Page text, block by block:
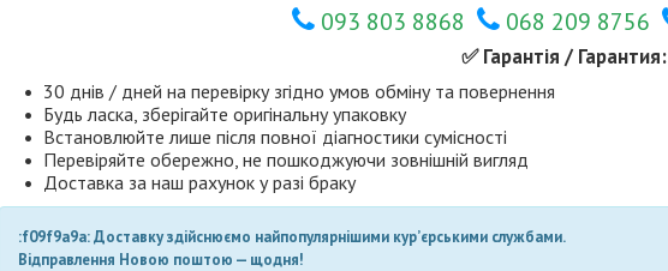
093 803 8868 068 209 8756
✅ Гарантія / Гарантия:
30 днів / дней на перевірку згідно умов обміну та повернення
Будь ласка, зберігайте оригінальну упаковку
Встановлюйте лише після повної діагностики сумісності
Перевіряйте обережно, не пошкоджуючи зовнішній вигляд
Доставка за наш рахунок у разі браку
:f09f9a9a: Доставку здійснюємо найпопулярнішими кур’єрськими службами.
Відправлення Новою поштою — щодня!